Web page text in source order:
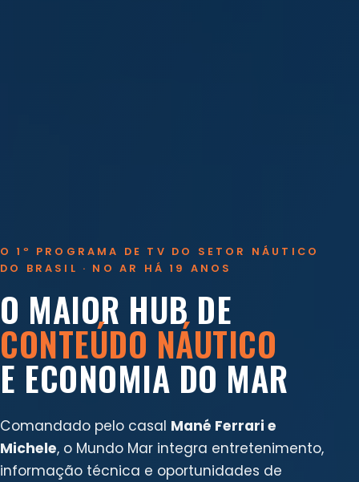
O 1º PROGRAMA DE TV DO SETOR NÁUTICO
DO BRASIL · NO AR HÁ 19 ANOS
O MAIOR HUB DE
CONTEÚDO NÁUTICO
E ECONOMIA DO MAR
Comandado pelo casal Mané Ferrari e
Michele, o Mundo Mar integra entretenimento,
informação técnica e oportunidades de